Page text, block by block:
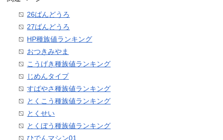
26ばんどうろ
27ばんどうろ
HP種族値ランキング
おつきみやま
こうげき種族値ランキング
じめんタイプ
すばやさ種族値ランキング
とくこう種族値ランキング
とくせい
とくぼう種族値ランキング
ひでんマシン01